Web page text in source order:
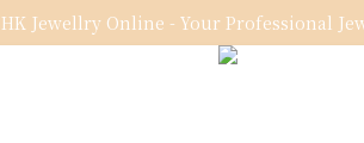
HK Jewellry Online - Your Professional